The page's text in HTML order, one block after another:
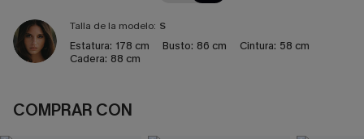
Talla de la modelo: S
Estatura: 178 cm Busto: 86 cm Cintura: 58 cm
Cadera: 88 cm
COMPRAR CON